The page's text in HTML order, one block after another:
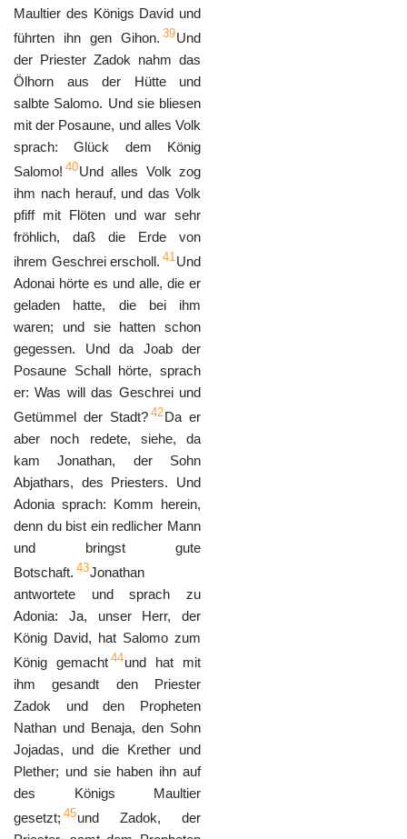
Maultier des Königs David und
führten ihn gen Gihon. 39Und
der Priester Zadok nahm das
Ölhorn aus der Hütte und
salbte Salomo. Und sie bliesen
mit der Posaune, und alles Volk
sprach: Glück dem König
Salomo! 40Und alles Volk zog
ihm nach herauf, und das Volk
pfiff mit Flöten und war sehr
fröhlich, daß die Erde von
ihrem Geschrei erscholl. 41Und
Adonai hörte es und alle, die er
geladen hatte, die bei ihm
waren; und sie hatten schon
gegessen. Und da Joab der
Posaune Schall hörte, sprach
er: Was will das Geschrei und
Getümmel der Stadt? 42Da er
aber noch redete, siehe, da
kam Jonathan, der Sohn
Abjathars, des Priesters. Und
Adonia sprach: Komm herein,
denn du bist ein redlicher Mann
und bringst gute
Botschaft. 43Jonathan
antwortete und sprach zu
Adonia: Ja, unser Herr, der
König David, hat Salomo zum
König gemacht 44und hat mit
ihm gesandt den Priester
Zadok und den Propheten
Nathan und Benaja, den Sohn
Jojadas, und die Krether und
Plether; und sie haben ihn auf
des Königs Maultier
gesetzt; 45und Zadok, der